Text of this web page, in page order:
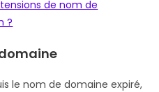
de nom de
?
le nom de domaine expiré,